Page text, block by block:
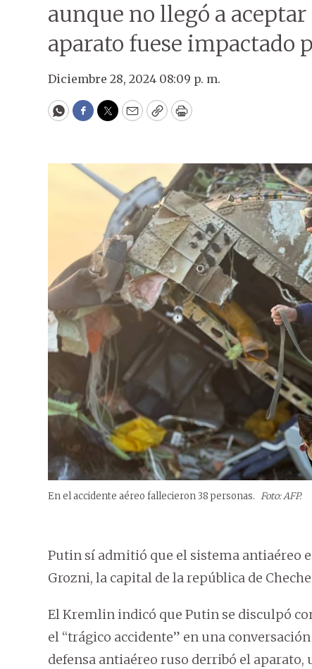
aunque no llegó a
aparato fuese impactado
Diciembre 28, 2024 08:09 p. m.
WhatsApp
Facebook
Twitter
EmailCopyPrint
En el accidente aéreo fallecieron 38 personas. Foto: AFP.
Putin sí admitió que el sistema antiaéreo
Grozni, la capital de la república de
El Kremlin indicó que Putin se disculpó
el “trágico accidente” en una
defensa antiaéreo ruso derribó el